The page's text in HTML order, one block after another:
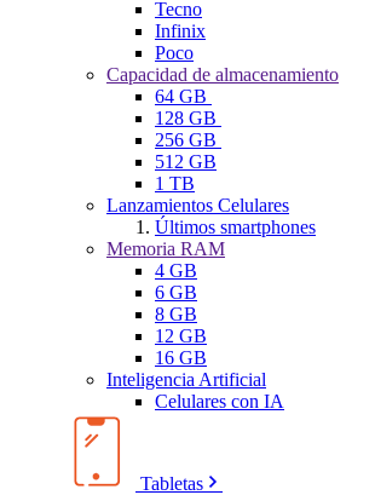
Tecno
Infinix
Poco
Capacidad de almacenamiento
64 GB
128 GB
256 GB
512 GB
1 TB
Lanzamientos Celulares
Últimos smartphones
Memoria RAM
4 GB
6 GB
8 GB
12 GB
16 GB
Inteligencia Artificial
Celulares con IA
Tabletas